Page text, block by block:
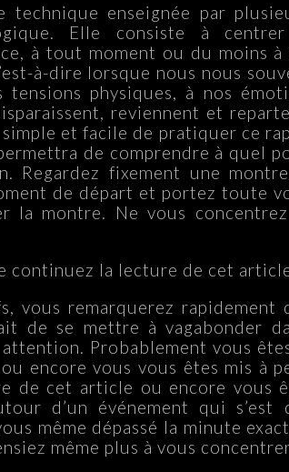
technique enseignée par
Elle consiste à
à tout moment ou du moins à
à-dire lorsque nous nous
physiques, à nos
reviennent et
et facile de pratiquer ce
de comprendre à quel
Regardez fixement une
de départ et portez toute
la montre. Ne vous
continuez la lecture de cet article
vous remarquerez rapidement
de se mettre à vagabonder
Probablement vous
encore vous vous êtes mis à
de cet article ou encore vous
d’un événement qui
même dépassé la minute
même plus à vous